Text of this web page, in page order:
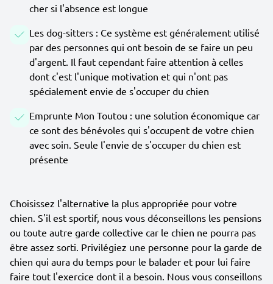
cher si l'absence est longue
Les dog-sitters : Ce système est généralement utilisé
par des personnes qui ont besoin de se faire un peu
d'argent. Il faut cependant faire attention à celles
dont c'est l'unique motivation et qui n'ont pas
spécialement envie de s'occuper du chien
Emprunte Mon Toutou : une solution économique car
ce sont des bénévoles qui s'occupent de votre chien
avec soin. Seule l'envie de s'occuper du chien est
présente
Choisissez l'alternative la plus appropriée pour votre
chien. S'il est sportif, nous vous déconseillons les pensions
ou toute autre garde collective car le chien ne pourra pas
être assez sorti. Privilégiez une personne pour la garde de
chien qui aura du temps pour le balader et pour lui faire
faire tout l'exercice dont il a besoin. Nous vous conseillons